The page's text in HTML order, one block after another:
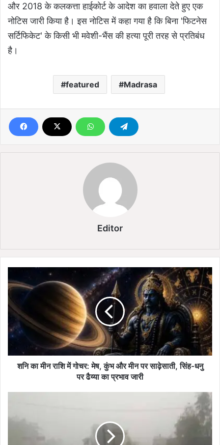
और 2018 के कलकत्ता हाईकोर्ट के आदेश का हवाला देते हुए एक
नोटिस जारी किया है। इस नोटिस में कहा गया है कि बिना 'फिटनेस
सर्टिफिकेट' के किसी भी मवेशी-भैंस की हत्या पूरी तरह से प्रतिबंध
है।
featured Madrasa
Editor
नि
मी
रा
शि
गो
शनि का मीन राशि में गोचर: मेष, कुंभ और मीन पर साढ़ेसाती, सिंह-धनु
पर ढैय्या का प्रभाव जारी
वा